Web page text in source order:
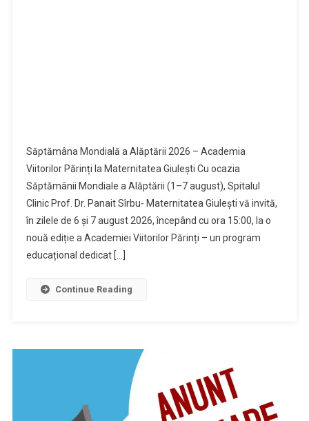
Săptămâna Mondială a Alăptării 2026 – Academia
Viitorilor Părinți la Maternitatea Giulești Cu ocazia
Săptămânii Mondiale a Alăptării (1–7 august), Spitalul
Clinic Prof. Dr. Panait Sîrbu- Maternitatea Giulești vă invită,
în zilele de 6 și 7 august 2026, începând cu ora 15:00, la o
nouă ediție a Academiei Viitorilor Părinți – un program
educațional dedicat […]
Continue Reading